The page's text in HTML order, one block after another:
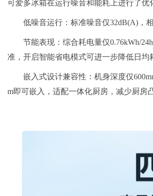
可爱多冰箱在运行噪音和能耗上进行了优
低噪音运行：标准噪音仅32dB(A)，
节能表现：综合耗电量仅0.76kWh/
准，开启智能省电模式可进一步降低日均
嵌入式设计兼容性：机身深度仅
m即可嵌入，适配一体化厨房，减少厨房